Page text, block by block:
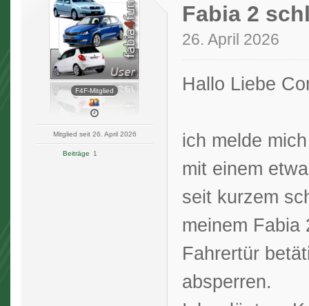
F4F-Mitglied
Mitglied seit 26. April 2026
Beiträge 1
Fabia 2
26. April 2026
Hallo Liebe
ich melde
mit einem
seit kurzem
meinem Fabia
Fahrertür
absperren.